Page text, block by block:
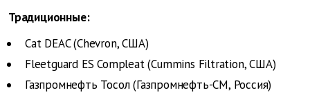
Традиционные:
Cat DEAC (Chevron, США)
Fleetguard ES Compleat (Cummins Filtration, США)
Газпромнефть Тосол (Газпромнефть-СМ, Россия)